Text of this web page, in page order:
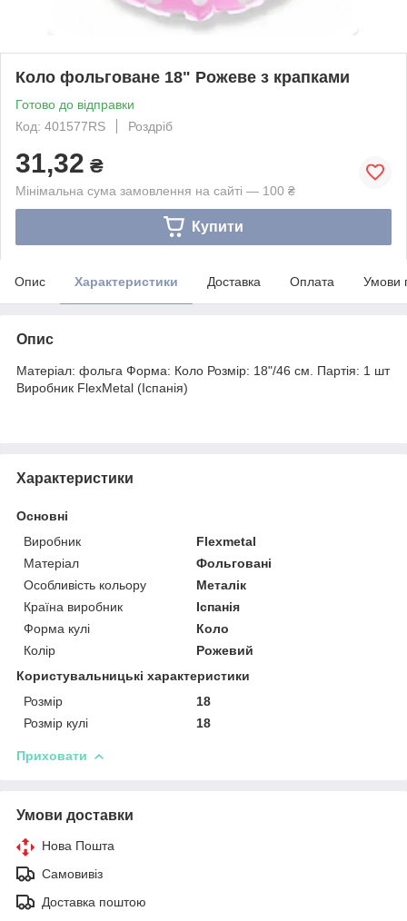
Коло фольговане 18" Рожеве з крапками
Готово до відправки
Код: 401577RS
Роздріб
31,32 ₴
Мінімальна сума замовлення на сайті — 100 ₴
Купити
Опис Характеристики Доставка Оплата Умови
Опис
Матеріал: фольга Форма: Коло Розмір: 18"/46 см. Партія: 1 шт
Виробник FlexMetal (Іспанія)
Характеристики
Основні
Виробник
Flexmetal
Матеріал
Фольговані
Особливість кольору
Металік
Країна виробник
Іспанія
Форма кулі
Коло
Колір
Рожевий
Користувальницькі характеристики
Розмір
18
Розмір кулі
18
Приховати
Умови доставки
Нова Пошта
Самовивіз
Доставка поштою